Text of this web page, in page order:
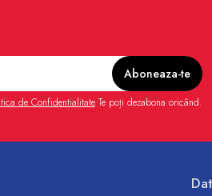
de Confidentialitate Te poți dezabona oricând.